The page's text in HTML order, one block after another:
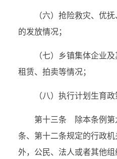
（六）抢险救灾、优抚
的发放情况；
（七）乡镇集体企业及
租赁、拍卖等情况；
（八）执行计划生育政
第十三条 除本条例第
条、第十二条规定的行政
外，公民、法人或者其他组